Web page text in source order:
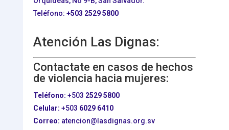
Teléfono: +503 2529 5800
Atención Las Dignas:
Contactate en casos de hechos
de violencia hacia mujeres:
Teléfono: +503 2529 5800
Celular: +503 6029 6410
Correo: atencion@lasdignas.org.sv